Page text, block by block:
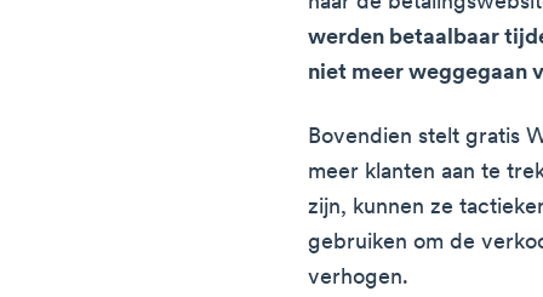
werden betaalbaar
niet meer weggegaan
Bovendien stelt gratis
meer klanten aan te
zijn, kunnen ze
gebruiken om de
verhogen.